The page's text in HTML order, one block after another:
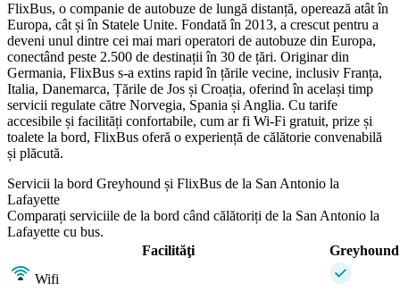
FlixBus, o companie de autobuze de lungă distanță, operează atât în ​​
Europa, cât și în Statele Unite. Fondată în 2013, a crescut pentru a
deveni unul dintre cei mai mari operatori de autobuze din Europa,
conectând peste 2.500 de destinații în 30 de țări. Originar din
Germania, FlixBus s-a extins rapid în țările vecine, inclusiv Franța,
Italia, Danemarca, Țările de Jos și Croația, oferind în același timp
servicii regulate către Norvegia, Spania și Anglia. Cu tarife
accesibile și facilități confortabile, cum ar fi Wi-Fi gratuit, prize și
toalete la bord, FlixBus oferă o experiență de călătorie convenabilă
și plăcută.
Servicii la bord Greyhound și FlixBus de la San Antonio la
Lafayette
Comparați serviciile de la bord când călătoriți de la San Antonio la
Lafayette cu bus.
Facilităţi
Greyhound
Wifi